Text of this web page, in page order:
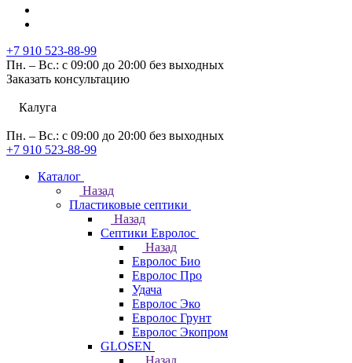
+7 910 523-88-99
Пн. – Вс.: с 09:00 до 20:00 без выходных
Заказать консультацию
Калуга
Пн. – Вс.: с 09:00 до 20:00 без выходных
+7 910 523-88-99
Каталог
Назад
Пластиковые септики
Назад
Септики Евролос
Назад
Евролос Био
Евролос Про
Удача
Евролос Эко
Евролос Грунт
Евролос Экопром
GLOSEN
Назад